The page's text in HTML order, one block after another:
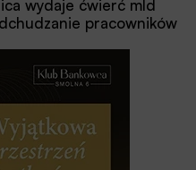
wydaje ćwierć mld
pracowników